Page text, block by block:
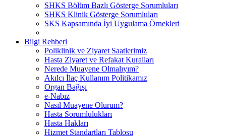
SHKS Bölüm Bazlı Gösterge Sorumluları
SHKS Klinik Gösterge Sorumluları
SKS Kapsamında İyi Uygulama Örnekleri
Bilgi Rehberi
Poliklinik ve Ziyaret Saatlerimiz
Hasta Ziyaret ve Refakat Kuralları
Nerede Muayene Olmalıyım?
Akılcı İlaç Kullanım Politikamız
Organ Bağışı
e-Nabız
Nasıl Muayene Olurum?
Hasta Sorumlulukları
Hasta Hakları
Hizmet Standartları Tablosu